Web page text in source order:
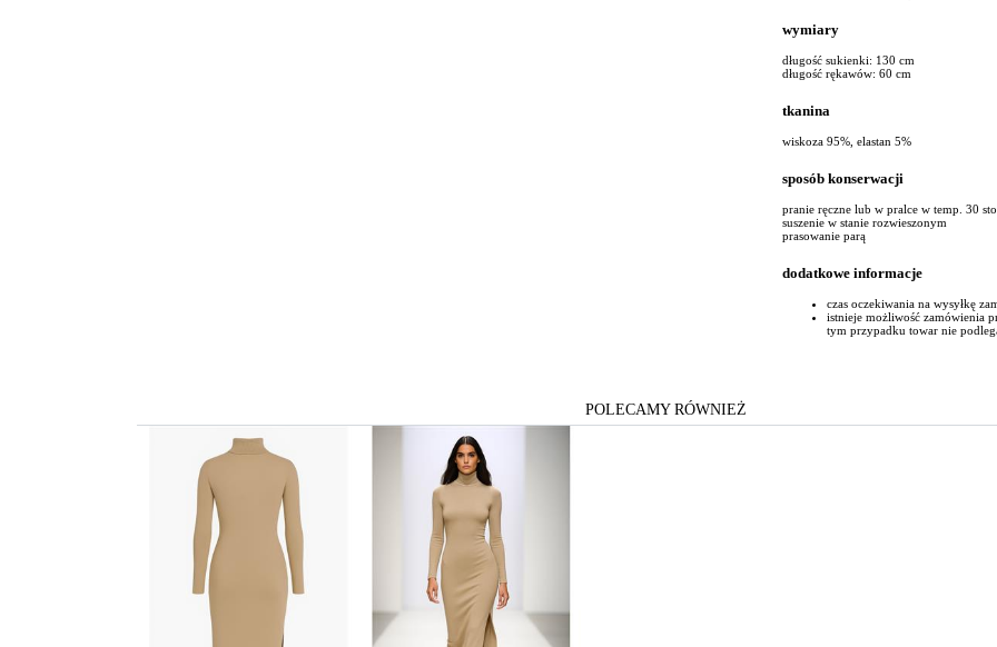
wymiary
długość sukienki: 130 cm
długość rękawów: 60 cm
tkanina
wiskoza 95%, elastan 5%
sposób konserwacji
pranie ręczne lub w pralce w temp. 30
suszenie w stanie rozwieszonym
prasowanie parą
dodatkowe informacje
czas oczekiwania na wysyłkę
istnieje możliwość zamówienia
tym przypadku towar nie
POLECAMY RÓWNIEŻ